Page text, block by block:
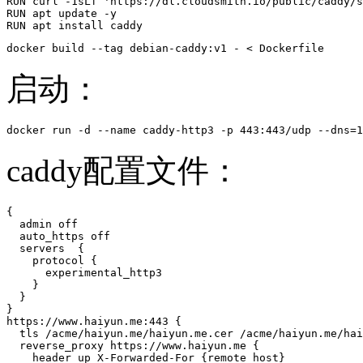
RUN apt update -y
RUN apt install caddy
docker build --tag debian-caddy:v1 - < Dockerfile
启动：
caddy配置文件：
{
  admin off
  auto_https off
  servers  {
    protocol {
      experimental_http3
    }
  }
}
https://www.haiyun.me:443 {
tls /acme/haiyun.me/haiyun.me.cer /acme/haiyun.me/
  reverse_proxy https://www.haiyun.me {
    header_up X-Forwarded-For {remote_host}